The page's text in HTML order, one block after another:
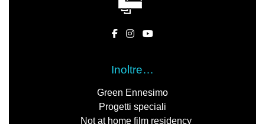
Inoltre…
Green Ennesimo
Progetti speciali
Not at home film residency